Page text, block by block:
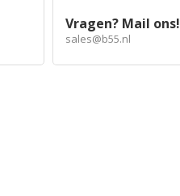
Vragen? Mail ons!
sales@b55.nl